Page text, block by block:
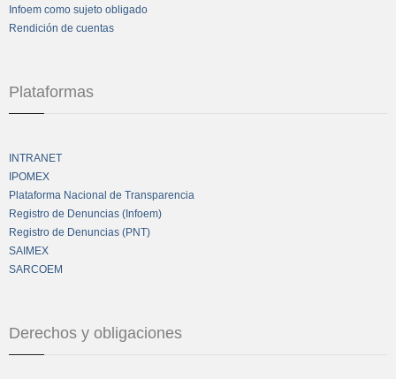
Infoem como sujeto obligado
Rendición de cuentas
Plataformas
INTRANET
IPOMEX
Plataforma Nacional de Transparencia
Registro de Denuncias (Infoem)
Registro de Denuncias (PNT)
SAIMEX
SARCOEM
Derechos y obligaciones